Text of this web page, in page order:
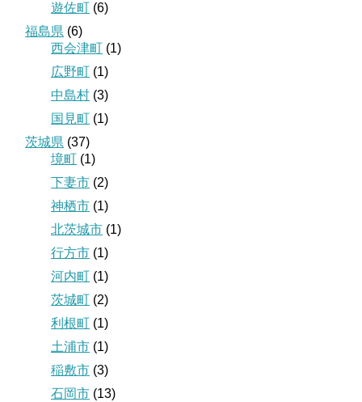
遊佐町 (6)
福島県 (6)
西会津町 (1)
広野町 (1)
中島村 (3)
国見町 (1)
茨城県 (37)
境町 (1)
下妻市 (2)
神栖市 (1)
北茨城市 (1)
行方市 (1)
河内町 (1)
茨城町 (2)
利根町 (1)
土浦市 (1)
稲敷市 (3)
石岡市 (13)